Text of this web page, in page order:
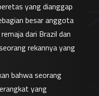
yang dianggap
besar anggota
dari Brazil dan
rekannya yang
bahwa seorang
yang